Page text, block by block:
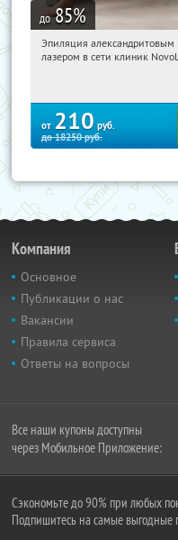
до 85%
11:15:13
Эпиляция александритовым
лазером в сети клиник
от 210 руб.
до18250руб.
Компания
Основное
Публикации о нас
Вакансии
Правила сервиса
Ответы на вопросы
Все наши купоны доступны
через Мобильное Приложение:
Сэкономьте до 90% при любых
Подпишитесь на самые выгодные